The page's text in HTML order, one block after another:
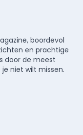
boordevol
en prachtige
door de meest
niet wilt missen.